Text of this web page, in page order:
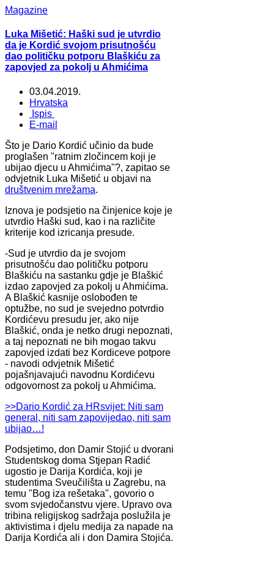
Magazine
Luka Mišetić: Haški sud je utvrdio
da je Kordić svojom prisutnošću
dao političku potporu Blaškiću za
zapovjed za pokolj u Ahmićima
03.04.2019.
Hrvatska
Ispis
E-mail
Što je Dario Kordić učinio da bude
proglašen "ratnim zločincem koji je
ubijao djecu u Ahmićima"?, zapitao se
odvjetnik Luka Mišetić u objavi na
društvenim mrežama.
Iznova je podsjetio na činjenice koje je
utvrdio Haški sud, kao i na različite
kriterije kod izricanja presude.
-Sud je utvrdio da je svojom
prisutnošću dao političku potporu
Blaškiću na sastanku gdje je Blaškić
izdao zapovjed za pokolj u Ahmićima.
A Blaškić kasnije oslobođen te
optužbe, no sud je svejedno potvrdio
Kordićevu presudu jer, ako nije
Blaškić, onda je netko drugi nepoznati,
a taj nepoznati ne bih mogao takvu
zapovjed izdati bez Kordiceve potpore
- navodi odvjetnik Mišetić
pojašnjavajući navodnu Kordićevu
odgovornost za pokolj u Ahmićima.
>>Dario Kordić za HRsvijet: Niti sam
general, niti sam zapovijedao, niti sam
ubijao…!
Podsjetimo, don Damir Stojić u dvorani
Studentskog doma Stjepan Radić
ugostio je Darija Kordića, koji je
studentima Sveučilišta u Zagrebu, na
temu "Bog iza rešetaka", govorio o
svom svjedočanstvu vjere. Upravo ova
tribina religijskog sadržaja poslužila je
aktivistima i djelu medija za napade na
Darija Kordića ali i don Damira Stojića.